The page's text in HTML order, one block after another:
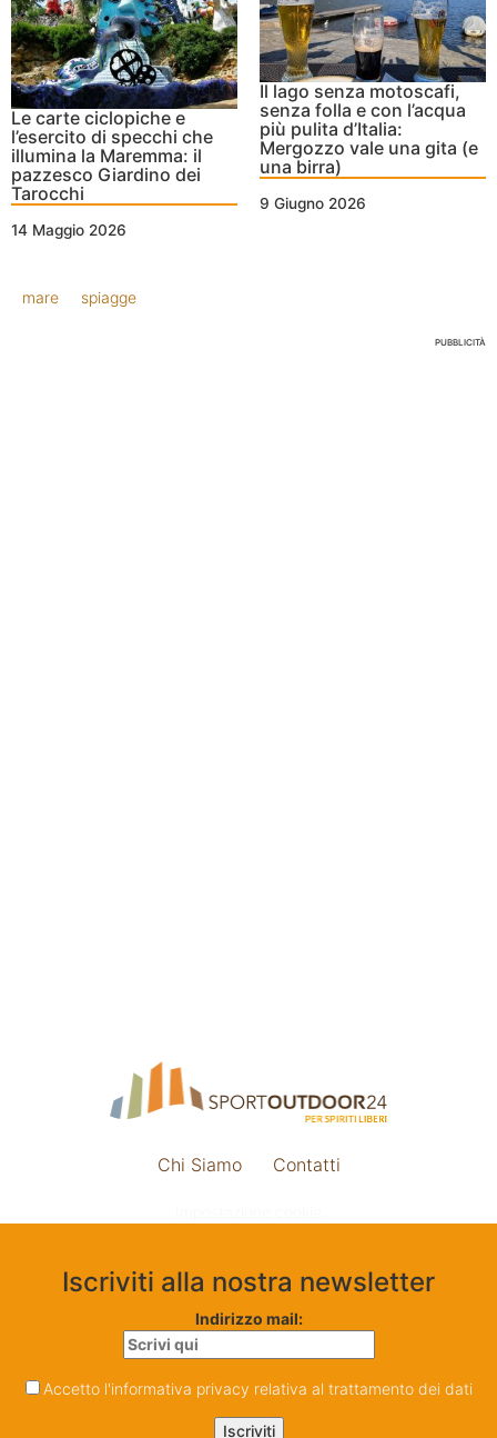
Le carte ciclopiche e
l’esercito di specchi che
illumina la Maremma: il
pazzesco Giardino dei
Tarocchi
14 Maggio 2026
Il lago senza motoscafi,
senza folla e con l’acqua
più pulita d’Italia:
Mergozzo vale una gita (e
una birra)
9 Giugno 2026
mare spiagge
PUBBLICITÀ
Chi Siamo Contatti
Iscriviti alla nostra newsletter
Indirizzo mail:
Accetto l'informativa privacy relativa al trattamento dei dati